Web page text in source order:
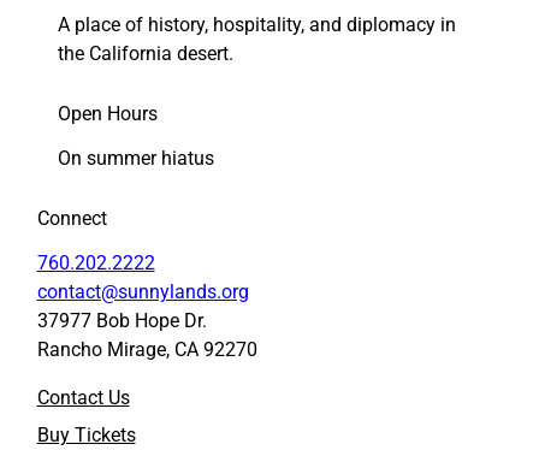
ó
n
l
b
l
o
F
a
c
e
o
o
ó
n
b
l
o
L
i
n
k
e
d
I
A place of history, hospitality, and diplomacy in
the California desert.
Open Hours
On summer hiatus
Connect
760.202.2222
contact@sunnylands.org
37977 Bob Hope Dr.
Rancho Mirage, CA 92270
Contact Us
Buy Tickets